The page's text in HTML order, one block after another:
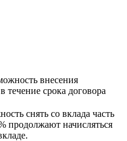
внесения
течение срока договора
снять со вклада часть
продолжают начисляться